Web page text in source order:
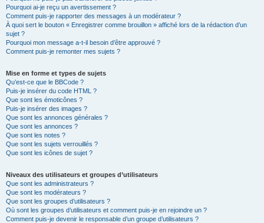
Pourquoi ai-je reçu un avertissement ?
Comment puis-je rapporter des messages à un modérateur ?
À quoi sert le bouton « Enregistrer comme brouillon » affiché lors de la rédaction d’un
sujet ?
Pourquoi mon message a-t-il besoin d’être approuvé ?
Comment puis-je remonter mes sujets ?
Mise en forme et types de sujets
Qu’est-ce que le BBCode ?
Puis-je insérer du code HTML ?
Que sont les émoticônes ?
Puis-je insérer des images ?
Que sont les annonces générales ?
Que sont les annonces ?
Que sont les notes ?
Que sont les sujets verrouillés ?
Que sont les icônes de sujet ?
Niveaux des utilisateurs et groupes d’utilisateurs
Que sont les administrateurs ?
Que sont les modérateurs ?
Que sont les groupes d’utilisateurs ?
Où sont les groupes d’utilisateurs et comment puis-je en rejoindre un ?
Comment puis-je devenir le responsable d’un groupe d’utilisateurs ?